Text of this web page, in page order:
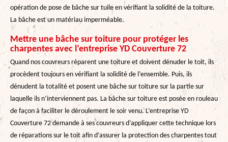
opération de pose de bâche sur tuile en vérifiant la solidité de la toiture.
La bâche est un matériau imperméable.
Mettre une bâche sur toiture pour protéger les
charpentes avec l’entreprise YD Couverture 72
Quand nos couvreurs réparent une toiture et doivent dénuder le toit, ils
procèdent toujours en vérifiant la solidité de l’ensemble. Puis, ils
dénudent la totalité et posent une bâche sur toiture sur la partie sur
laquelle ils n’interviennent pas. La bâche sur toiture est posée en rouleau
de façon à faciliter le déroulement le soir venu. L’entreprise YD
Couverture 72 demande à ses couvreurs d’appliquer cette technique lors
de réparations sur le toit afin d’assurer la protection des charpentes tout